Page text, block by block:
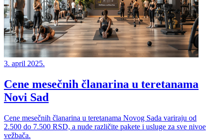
3. april 2025.
Cene mesečnih članarina u teretanama
Novi Sad
Cene mesečnih članarina u teretanama Novog Sada variraju od
2.500 do 7.500 RSD, a nude različite pakete i usluge za sve nivoe
vežbača.